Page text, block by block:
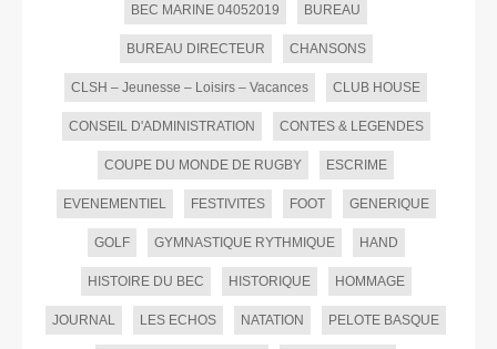
BEC MARINE 04052019 BUREAU
BUREAU DIRECTEUR CHANSONS
CLSH – Jeunesse – Loisirs – Vacances CLUB HOUSE
CONSEIL D'ADMINISTRATION CONTES & LEGENDES
COUPE DU MONDE DE RUGBY ESCRIME
EVENEMENTIEL FESTIVITES FOOT GENERIQUE
GOLF GYMNASTIQUE RYTHMIQUE HAND
HISTOIRE DU BEC HISTORIQUE HOMMAGE
JOURNAL LES ECHOS NATATION PELOTE BASQUE